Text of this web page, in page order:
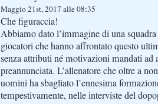
Maggio 21st, 2017 alle 08:35
Che figuraccia!
Abbiamo dato l’immagine di una
giocatori che hanno affrontato questo
senza attributi né motivazioni mandati ad
preannunciata. L’allenatore che oltre a
uomini ha sbagliato l’ennesima
tempestivamente, nelle interviste del